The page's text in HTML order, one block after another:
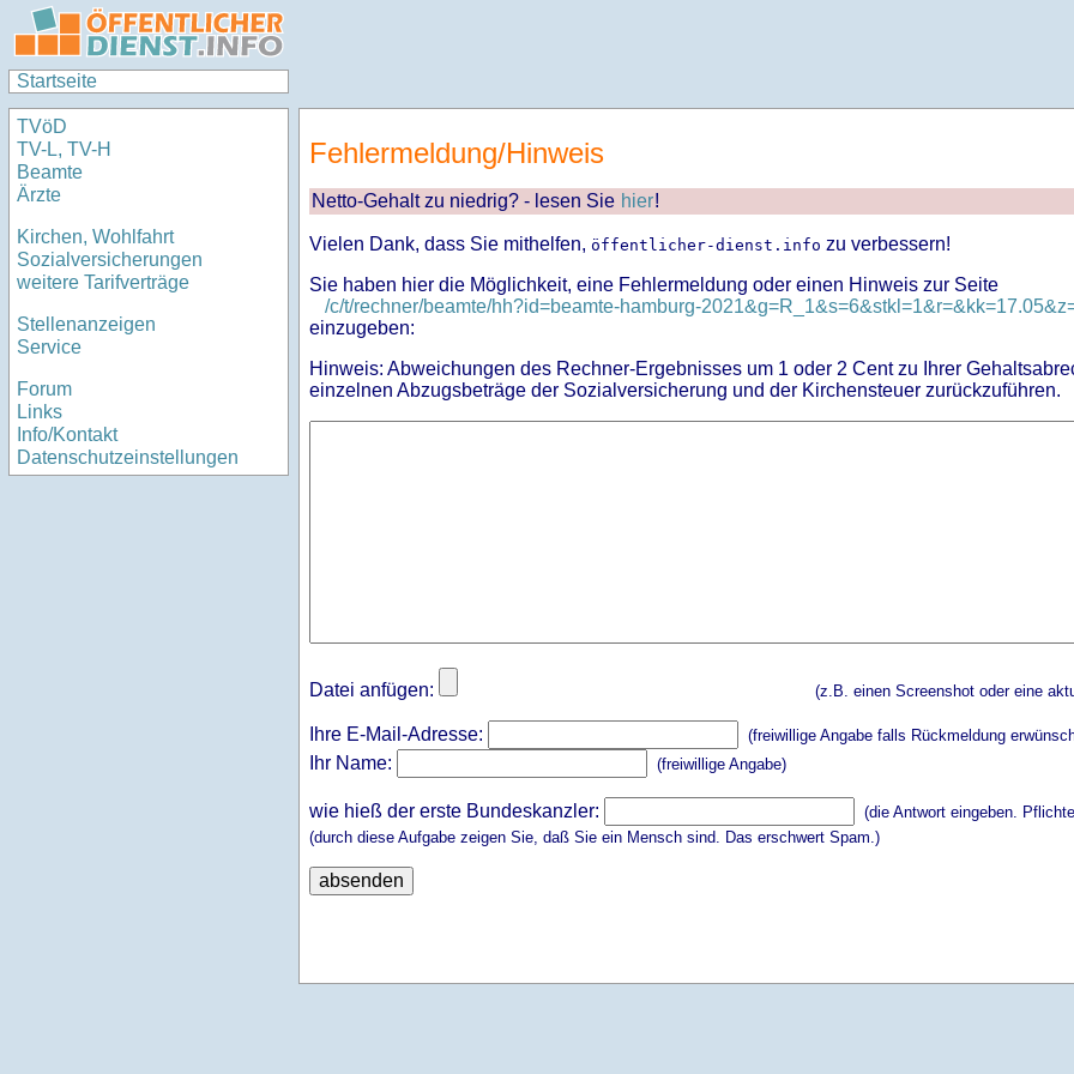
Startseite
TVöD
TV-L, TV-H
Beamte
Ärzte
Kirchen, Wohlfahrt
Sozialversicherungen
weitere Tarifverträge
Stellenanzeigen
Service
Forum
Links
Info/Kontakt
Datenschutzeinstellungen
Fehlermeldung/Hinweis
Netto-Gehalt zu niedrig? - lesen Sie hier!
Vielen Dank, dass Sie mithelfen, öffentlicher-dienst.info zu verbessern!
Sie haben hier die Möglichkeit, eine Fehlermeldung oder einen Hinweis zur Seite
/c/t/rechner/beamte/hh?id=beamte-hamburg-
einzugeben:
Hinweis: Abweichungen des Rechner-Ergebnisses um 1 oder 2 Cent zu Ihrer
einzelnen Abzugsbeträge der Sozialversicherung und der Kirchensteuer zurückzuführen.
Datei anfügen: (z.B. einen Screenshot oder eine
Ihre E-Mail-Adresse: (freiwillige Angabe falls Rückmeldung
Ihr Name: (freiwillige Angabe)
wie hieß der erste Bundeskanzler:
(die Antwort eingeben.
(durch diese Aufgabe zeigen Sie, daß Sie ein Mensch sind. Das erschwert Spam.)